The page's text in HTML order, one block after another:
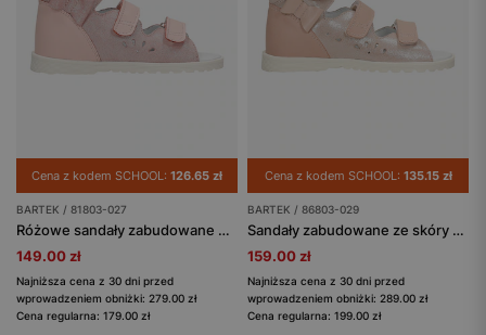
Cena z kodem SCHOOL: 126.65 zł
BARTEK / 81803-027
Różowe sandały zabudowane dla dziewczynki BARTEK 81803-027
149.00 zł
Najniższa cena z 30 dni przed
wprowadzeniem obniżki: 279.00 zł
Cena regularna: 179.00 zł
Cena z kodem SCHOOL: 135.15 zł
BARTEK / 86803-029
Sandały zabudowane ze skóry naturalnej dla dziewczynki BARTEK 86803-029
159.00 zł
Najniższa cena z 30 dni przed
wprowadzeniem obniżki: 289.00 zł
Cena regularna: 199.00 zł